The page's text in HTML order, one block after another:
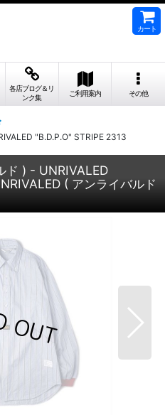
カート
各店ブログ＆リ
ンク集
ご利用案内 その他
"B.D.P.O" STRIPE 2313
ド ) - UNRIVALED
( アンライバルド